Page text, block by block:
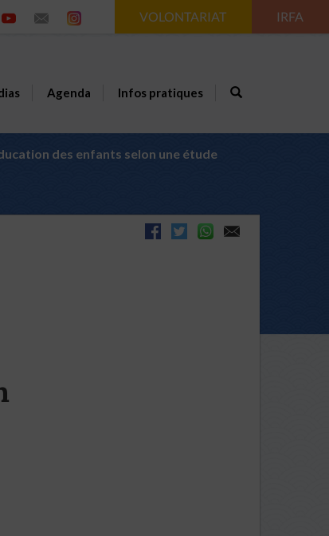
VOLONTARIAT IRFA
Agenda Infos pratiques
des enfants selon une étude